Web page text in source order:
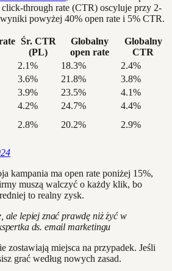
through rate (CTR) oscyluje przy 2-
powyżej 40% open rate i 5% CTR.
Śr. CTR
(PL)
Globalny
open rate
Globalny
CTR
2.1% 18.3%
2.4%
3.6% 21.8%
3.8%
3.9% 23.5%
4.1%
4.2% 24.7%
4.4%
2.8% 20.2% 2.9%
kampania ma open rate poniżej 15%,
muszą walczyć o każdy klik, bo
to realny zysk.
ale lepiej znać prawdę niż żyć w
ds. email marketingu
zostawiają miejsca na przypadek. Jeśli
grać według nowych zasad.